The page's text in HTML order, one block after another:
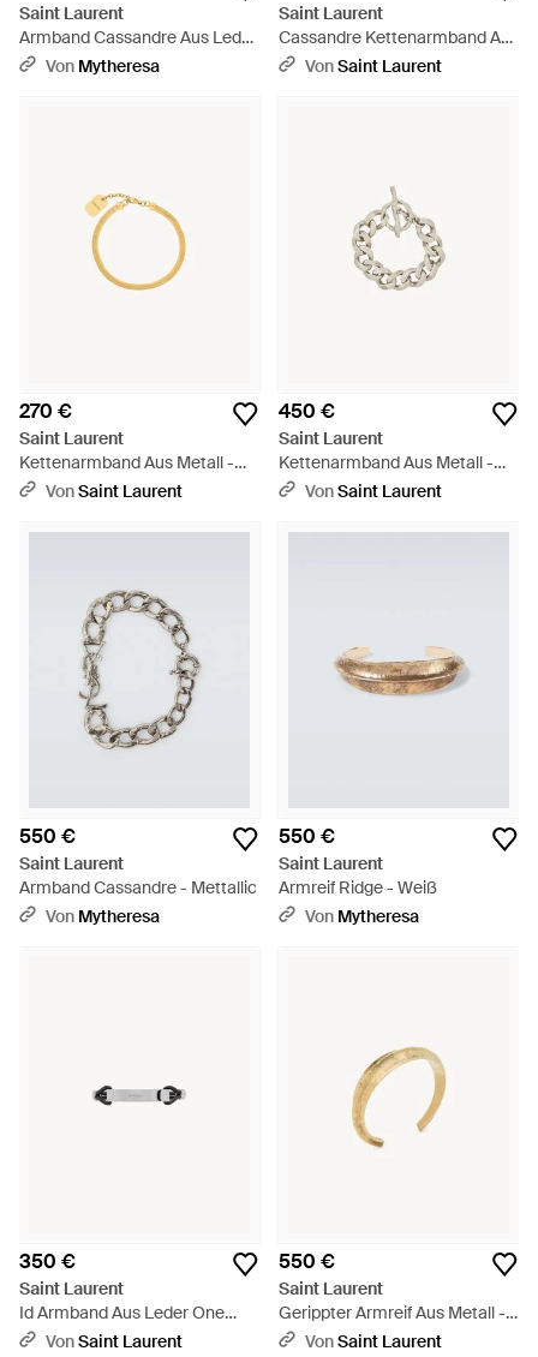
Saint Laurent
Armband Cassandre Aus Leder
- Braun
Von Mytheresa
Saint Laurent
Cassandre Kettenarmband Aus
Metall - Weiß
VonSaint Laurent
270 €
Saint Laurent
Kettenarmband Aus Metall -
Mettallic
VonSaint Laurent
450 €
Saint Laurent
Kettenarmband Aus Metall -
WeißVonSaint Laurent
550 €
Saint Laurent
Armband Cassandre - Mettallic
Von Mytheresa
550 €
Saint Laurent
Armreif Ridge - Weiß
Von Mytheresa
350 €
Saint Laurent
Id Armband Aus Leder One
Sizend Metall - Weiß
VonSaint Laurent
550 €
Saint Laurent
Gerippter Armreif Aus Metall -
Mettallic
VonSaint Laurent